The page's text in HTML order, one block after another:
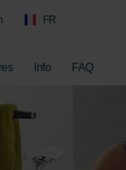
FR
Info FAQ